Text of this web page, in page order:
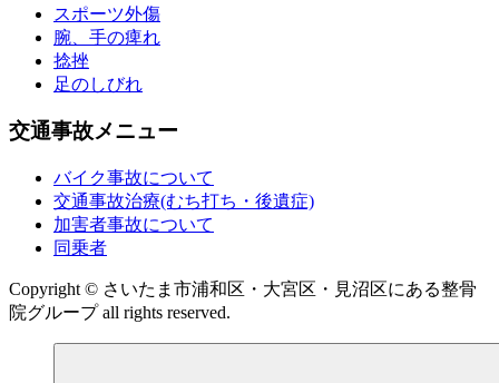
スポーツ外傷
腕、手の痺れ
捻挫
足のしびれ
交通事故メニュー
バイク事故について
交通事故治療(むち打ち・後遺症)
加害者事故について
同乗者
Copyright © さいたま市浦和区・大宮区・見沼区にある整骨
院グループ all rights reserved.